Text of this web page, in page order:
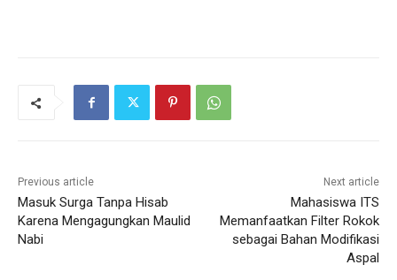
Previous article
Masuk Surga Tanpa Hisab
Karena Mengagungkan Maulid
Nabi
Next article
Mahasiswa ITS
Memanfaatkan Filter Rokok
sebagai Bahan Modifikasi
Aspal